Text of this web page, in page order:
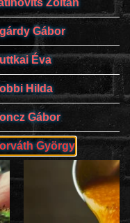
2026 Az oldal nem tárol
külső forrásból származik |
|Fel ↑
Gábor
Éva
Hilda
Gábor
György